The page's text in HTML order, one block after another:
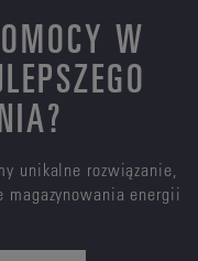
W
unikalne rozwiązanie,
magazynowania energii